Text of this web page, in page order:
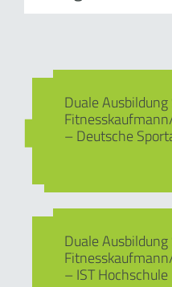
Duale
– Deutsche
Duale
– IST Hochschule